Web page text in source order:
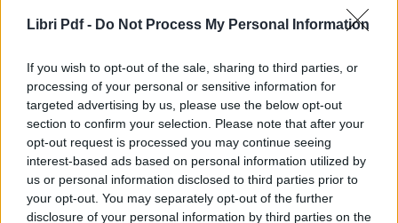
Libri Pdf - Do Not Process My Personal Information
If you wish to opt-out of the sale, sharing to third parties, or
processing of your personal or sensitive information for
targeted advertising by us, please use the below opt-out
section to confirm your selection. Please note that after your
opt-out request is processed you may continue seeing
interest-based ads based on personal information utilized by
us or personal information disclosed to third parties prior to
your opt-out. You may separately opt-out of the further
disclosure of your personal information by third parties on the
★★★★★ 4.5 E.L. James Stefania S.